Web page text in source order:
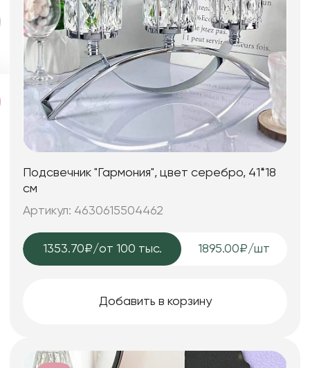
Подсвечник "Гармония", цвет серебро, 41*18
см
Артикул: 4630615504462
1353.70₽/от 100 тыс. 1895.00₽/шт
Добавить в корзину